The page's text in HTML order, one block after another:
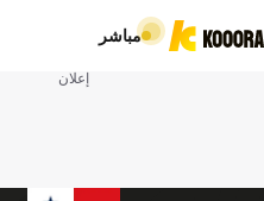
مباشر
إعلان